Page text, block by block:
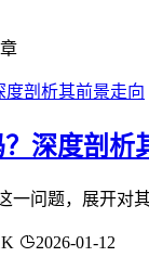
深度剖析
一问题，展开
2026-01-12